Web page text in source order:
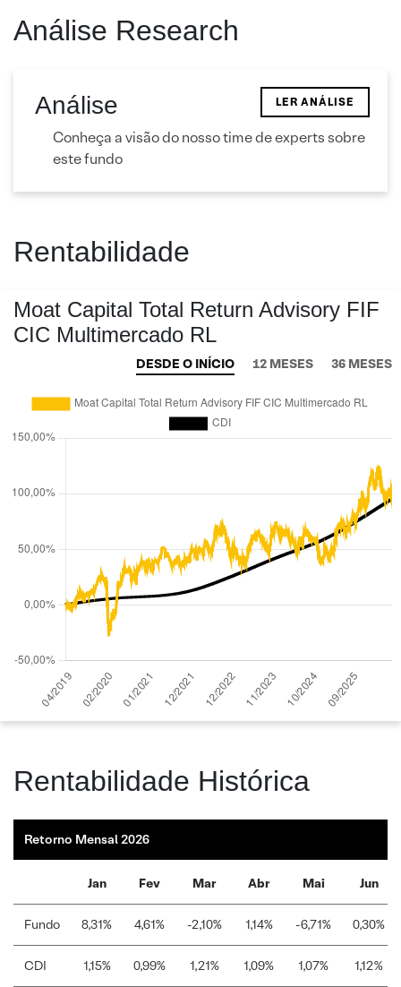
Análise Research
Análise
Conheça a visão do nosso time de experts sobre
este fundo
LER ANÁLISE
Rentabilidade
Moat Capital Total Return Advisory FIF
CIC Multimercado RL
DESDE O INÍCIO 12 MESES 36 MESES
Rentabilidade Histórica
Retorno Mensal 2026
Jan Fev Mar Abr Mai Jun
Fundo 8,31% 4,61% -2,10% 1,14% -6,71% 0,30%
CDI 1,15% 0,99% 1,21% 1,09% 1,07% 1,12%